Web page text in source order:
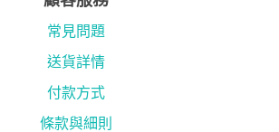
常見問題
送貨詳情
付款方式
條款與細則